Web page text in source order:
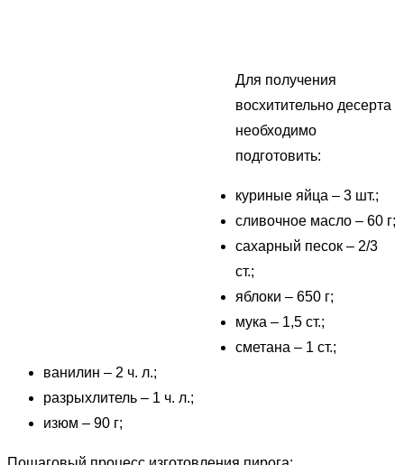
Для получения
восхитительно десерта
необходимо
подготовить:
куриные яйца – 3 шт.;
сливочное масло – 60 г;
сахарный песок – 2/3
ст.;
яблоки – 650 г;
мука – 1,5 ст.;
сметана – 1 ст.;
ванилин – 2 ч. л.;
разрыхлитель – 1 ч. л.;
изюм – 90 г;